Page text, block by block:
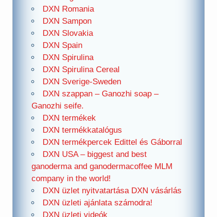
DXN Romania
DXN Sampon
DXN Slovakia
DXN Spain
DXN Spirulina
DXN Spirulina Cereal
DXN Sverige-Sweden
DXN szappan – Ganozhi soap –
Ganozhi seife.
DXN termékek
DXN termékkatalógus
DXN termékpercek Edittel és Gáborral
DXN USA – biggest and best
ganoderma and ganodermacoffee MLM
company in the world!
DXN üzlet nyitvatartása DXN vásárlás
DXN üzleti ajánlata számodra!
DXN üzleti videók